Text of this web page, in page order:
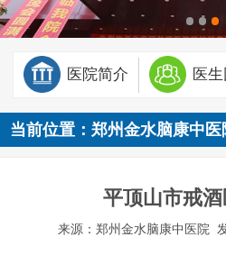
医院简介 医
当前位置：郑州金水脑康中医
平顶山市戒
来源：郑州金水脑康中医院